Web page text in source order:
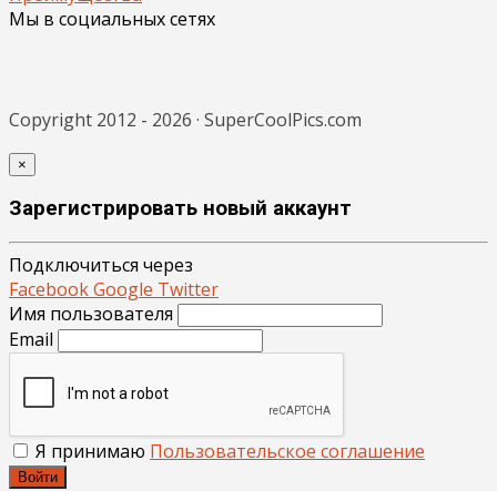
Мы в социальных сетях
Copyright 2012 - 2026 · SuperCoolPics.com
×
Зарегистрировать новый аккаунт
Подключиться через
FacebookGoogle Twitter
Имя пользователя
Email
Я принимаю Пользовательское соглашение
Войти